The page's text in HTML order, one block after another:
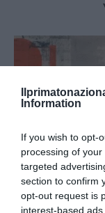
Information
If you wish to opt-
processing of
targeted
section to confirm
opt-out request is
interest-based